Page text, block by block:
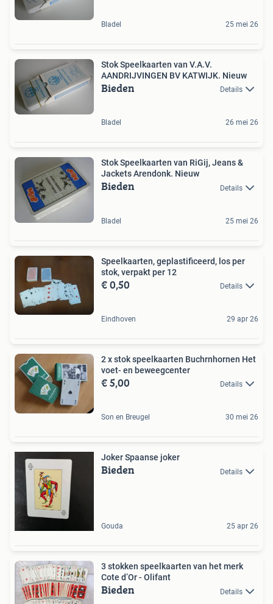
Bladel 25 mei 26
Stok Speelkaarten van V.A.V.
AANDRIJVINGEN BV KATWIJK. Nieuw
Bieden Details
Bladel 26 mei 26
Stok Speelkaarten van RiGij, Jeans &
Jackets Arendonk. Nieuw
Bieden Details
Bladel 25 mei 26
Speelkaarten, geplastificeerd, los per
stok, verpakt per 12
€ 0,50 Details
Eindhoven 29 apr 26
2 x stok speelkaarten Buchrnhornen Het
voet- en beweegcenter
€ 5,00 Details
Son en Breugel 30 mei 26
Joker Spaanse joker
Bieden Details
Gouda 25 apr 26
3 stokken speelkaarten van het merk
Cote d’Or - Olifant
Bieden Details